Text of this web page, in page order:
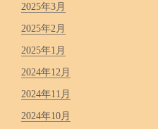
2025年3月
2025年2月
2025年1月
2024年12月
2024年11月
2024年10月